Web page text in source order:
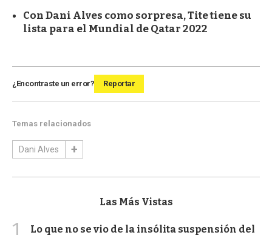
Con Dani Alves como sorpresa, Tite tiene su
lista para el Mundial de Qatar 2022
¿Encontraste un error? Reportar
Temas relacionados
Dani Alves
Las Más Vistas
Lo que no se vio de la insólita suspensión del